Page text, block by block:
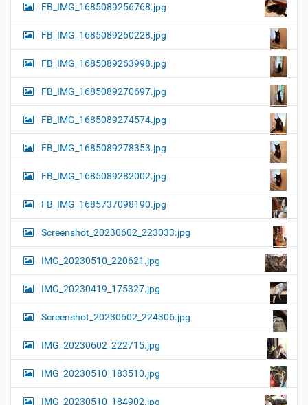
FB_IMG_1685089256768.jpg
FB_IMG_1685089260228.jpg
FB_IMG_1685089263998.jpg
FB_IMG_1685089270697.jpg
FB_IMG_1685089274574.jpg
FB_IMG_1685089278353.jpg
FB_IMG_1685089282002.jpg
FB_IMG_1685737098190.jpg
Screenshot_20230602_223033.jpg
IMG_20230510_220621.jpg
IMG_20230419_175327.jpg
Screenshot_20230602_224306.jpg
IMG_20230602_222715.jpg
IMG_20230510_183510.jpg
IMG_20230510_184902.jpg